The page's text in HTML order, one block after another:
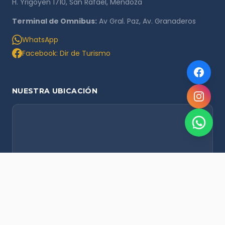
H. Yrigoyen 1710, San Rafael, Mendoza
Terminal de Omnibus: Av Gral. Paz, Av. Granaderos
WhatsApp
Facebook: Dir de Turismo
NUESTRA UBICACIÓN